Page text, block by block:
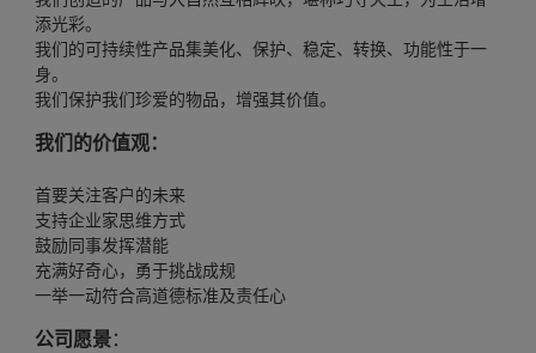
添光彩。
我们的可持续性产品集美化、保护、稳定、转换、功能性于一
身。
我们保护我们珍爱的物品，增强其价值。
我们的价值观：
首要关注客户的未来
支持企业家思维方式
鼓励同事发挥潜能
充满好奇心，勇于挑战成规
一举一动符合高道德标准及责任心
公司愿景：